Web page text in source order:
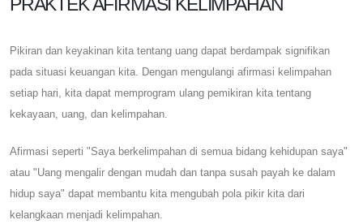
PRAKTEK AFIRMASI KELIMPAHAN
Pikiran dan keyakinan kita tentang uang dapat berdampak signifikan
pada situasi keuangan kita. Dengan mengulangi afirmasi kelimpahan
setiap hari, kita dapat memprogram ulang pemikiran kita tentang
kekayaan, uang, dan kelimpahan.
Afirmasi seperti "Saya berkelimpahan di semua bidang kehidupan saya"
atau "Uang mengalir dengan mudah dan tanpa susah payah ke dalam
hidup saya" dapat membantu kita mengubah pola pikir kita dari
kelangkaan menjadi kelimpahan.